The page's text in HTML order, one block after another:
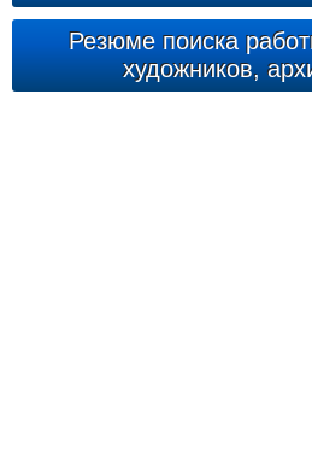
Резюме поиска
художников,